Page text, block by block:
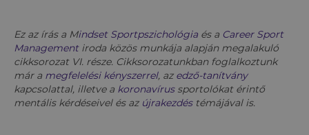
Ez az írás a Mindset Sportpszichológia és a Career Sport
Managementiroda közös munkája alapján megalakuló
cikksorozat VI. része. Cikksorozatunkban foglalkoztunk
már a megfelelési kényszerrel, az edző-tanítvány
kapcsolattal, illetve a koronavírussportolókat érintő
mentális kérdéseivel és az újrakezdéstémájával is.